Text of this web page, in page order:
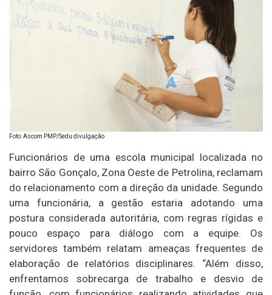
Foto: Ascom PMP/Sedu divulgação
Funcionários de uma escola municipal localizada no
bairro São Gonçalo, Zona Oeste de Petrolina, reclamam
do relacionamento com a direção da unidade. Segundo
uma funcionária, a gestão estaria adotando uma
postura considerada autoritária, com regras rígidas e
pouco espaço para diálogo com a equipe. Os
servidores também relatam ameaças frequentes de
elaboração de relatórios disciplinares. “Além disso,
enfrentamos sobrecarga de trabalho e desvio de